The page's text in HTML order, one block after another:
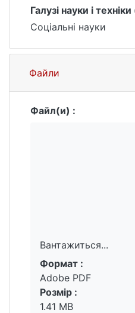
Галузі науки і
Соціальні науки
Файли
Файл(и) :
Вантажиться...
Вантажиться...
Формат :
Adobe PDF
Розмір :
1.41 MB